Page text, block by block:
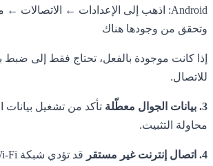
وتحقق من وجودها هناك
إذا كانت موجودة بالفعل، تحتاج فقط إلى ضبط
للاتصال.
3. بيانات الجوال معطّلة
تأكد من تشغيل بيانات
محاولة التثبيت.
4. اتصال إنترنت غير مستقر